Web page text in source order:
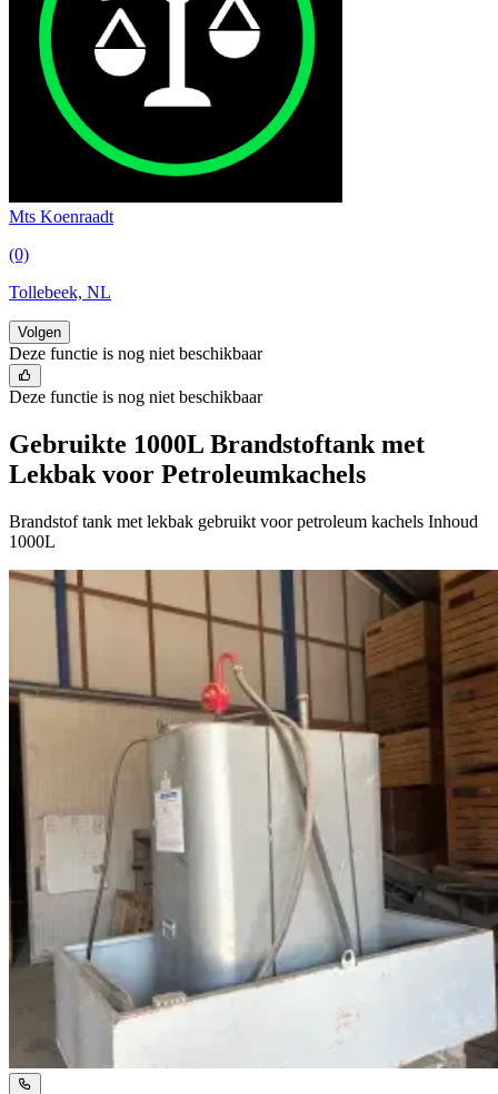
Mts Koenraadt
(0)
Tollebeek, NL
Volgen
Deze functie is nog niet beschikbaar
Deze functie is nog niet beschikbaar
Gebruikte 1000L Brandstoftank met
Lekbak voor Petroleumkachels
Brandstof tank met lekbak gebruikt voor petroleum kachels Inhoud
1000L